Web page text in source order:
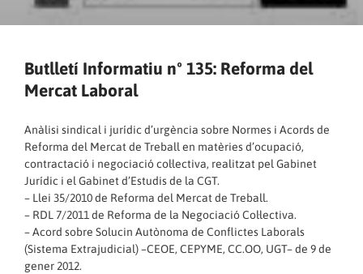
Butlletí Informatiu nº 135: Reforma del
Mercat Laboral
Anàlisi sindical i jurídic d’urgència sobre Normes i Acords de
Reforma del Mercat de Treball en matèries d’ocupació,
contractació i negociació col·lectiva, realitzat pel Gabinet
Jurídic i el Gabinet d’Estudis de la CGT.
– Llei 35/2010 de Reforma del Mercat de Treball.
– RDL 7/2011 de Reforma de la Negociació Col·lectiva.
– Acord sobre Solucin Autònoma de Conflictes Laborals
(Sistema Extrajudicial) –CEOE, CEPYME, CC.OO, UGT– de 9 de
gener 2012.